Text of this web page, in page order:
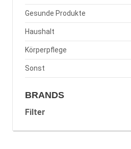
Gesunde Produkte
Haushalt
Körperpflege
Sonst
BRANDS
Filter